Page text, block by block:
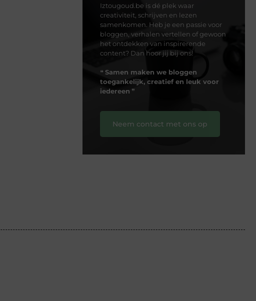
Iztougoud.be is dé plek waar
creativiteit, schrijven en lezen
samenkomen. Heb je een passie voor
bloggen, verhalen vertellen of gewoon
het ontdekken van inspirerende
content? Dan hoor jij bij ons!
❝ Samen maken we bloggen
toegankelijk, creatief en leuk voor
iedereen ❞
Neem contact met ons op